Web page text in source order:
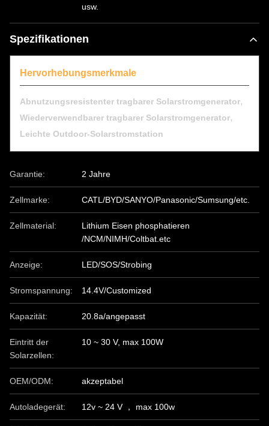
usw.
Spezifikationen
Hervorhebungsmerkmale
Abnutzungsresistenter tragbarer Solarstromgenerator,
Wiederverwendbarer tragbarer Solarstromgenerator,
Leichte Outdoor-Solarstromstation
Garantie: 2 Jahre
Zellmarke: CATL/BYD/SANYO/Panasonic/Sumsung/etc.
Zellmaterial:
Lithium Eisen phosphatieren
/NCM/NIMH/Coltbat.etc
Anzeige: LED/SOS/Strobing
Stromspannung: 14.4V/Customized
Kapazität: 20.8a/angepasst
Eintritt der
Solarzellen:
10 ~ 30 V, max 100W
OEM/ODM: akzeptabel
Autoladegerät: 12v ~ 24 V ， max 100w